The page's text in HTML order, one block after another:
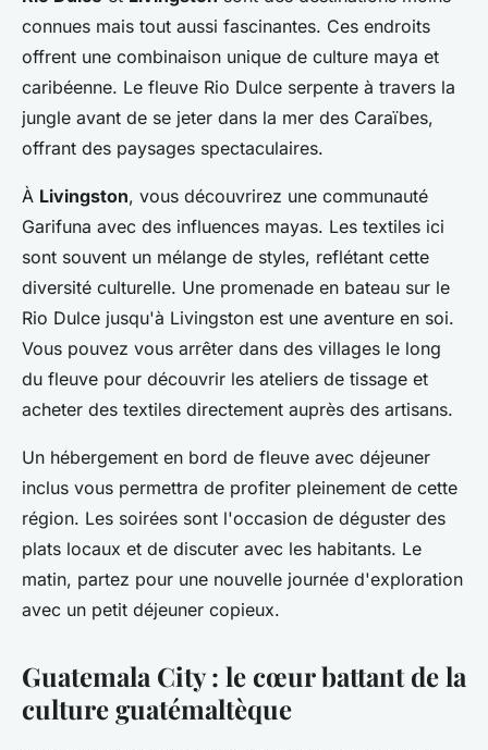
connues mais tout aussi fascinantes. Ces endroits
offrent une combinaison unique de culture maya et
caribéenne. Le fleuve Rio Dulce serpente à travers la
jungle avant de se jeter dans la mer des Caraïbes,
offrant des paysages spectaculaires.
À Livingston, vous découvrirez une communauté
Garifuna avec des influences mayas. Les textiles ici
sont souvent un mélange de styles, reflétant cette
diversité culturelle. Une promenade en bateau sur le
Rio Dulce jusqu'à Livingston est une aventure en soi.
Vous pouvez vous arrêter dans des villages le long
du fleuve pour découvrir les ateliers de tissage et
acheter des textiles directement auprès des artisans.
Un hébergement en bord de fleuve avec déjeuner
inclus vous permettra de profiter pleinement de cette
région. Les soirées sont l'occasion de déguster des
plats locaux et de discuter avec les habitants. Le
matin, partez pour une nouvelle journée d'exploration
avec un petit déjeuner copieux.
Guatemala City : le cœur battant de la
culture guatémaltèque